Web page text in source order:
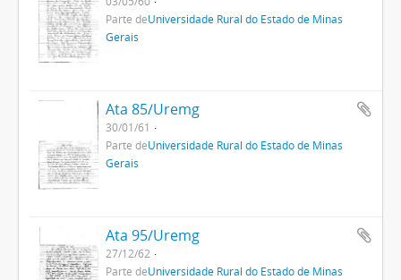
Parte deUniversidade Rural do Estado de Minas
Gerais
Ata 85/Uremg
30/01/61
Parte deUniversidade Rural do Estado de Minas
Gerais
Ata 95/Uremg
27/12/62
Parte deUniversidade Rural do Estado de Minas